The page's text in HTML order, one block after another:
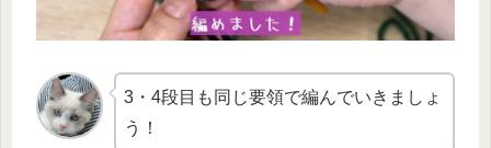
3・4段目も同じ要領で編んでいきましょ
う！